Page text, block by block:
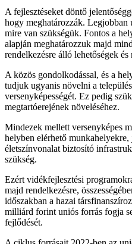
A fejlesztéseket döntő
hogy meghatározzák.
mire van szükségük. Fontos a
alapján meghatározzuk majd
rendelkezésre álló lehetőségek
A közös gondolkodással, és a
tudjuk ugyanis növelni a
versenyképességét. Ez pedig
megtartóerejének növeléséhez.
Mindezek mellett versenyképes
helyben elérhető munkahelyekre,
életszínvonalat biztosító
szükség.
Ezért vidékfejlesztési
majd rendelkezésre,
időszakban a hazai
milliárd forint uniós forrás fogja
fejlődését.